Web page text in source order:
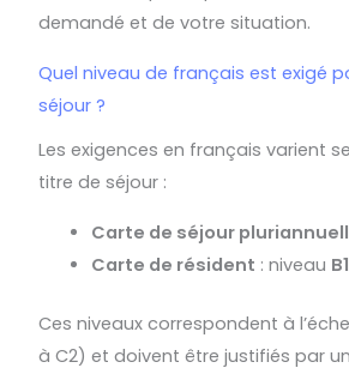
demandé et de votre situation.
Quel niveau de français est exigé
séjour ?
Les exigences en français varient
titre de séjour :
Carte de séjour
Carte de résident : niveau B1
Ces niveaux correspondent à
à C2) et doivent être justifiés par